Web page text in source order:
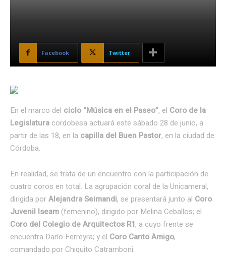
Facebook Twitter
En el marco del ciclo “Música en el Paseo”, el Coro de la
Legislatura cordobesa actuará este sábado 28 de junio, a
partir de las 18, en la capilla del Buen Pastor, en la ciudad de
Córdoba.
En realidad, se trata de un encuentro con la participación de
cuatro coros en total. La agrupación coral de la Unicameral,
dirigida porAlejandra Seimandi, se presentará junto al Coro
Juvenil Iseam (femenino), dirigido por Melina Ceballos; el
Coro del Colegio de Arquitectos R1, a cuyo frente se
encuentra Darío Ferreyra; y el Coro Canto Amigo,
comandado por Chiquito Catramboni.